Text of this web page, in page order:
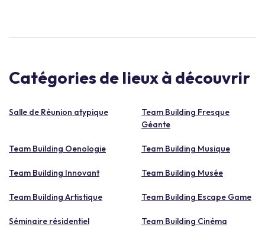
Catégories de lieux à découvrir
Salle de Réunion atypique
Team Building Fresque
Géante
Team Building Oenologie Team Building Musique
Team Building Innovant Team Building Musée
Team Building Artistique Team Building Escape Game
Séminaire résidentiel Team Building Cinéma